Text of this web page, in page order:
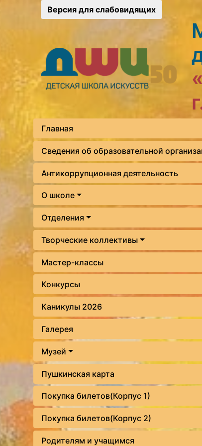
Версия для слабовидящих
Главная
Сведения об образовательной
Антикоррупционная деятельность
О школе
Отделения
Творческие коллективы
Мастер-классы
Конкурсы
Каникулы 2026
Галерея
Музей
Пушкинская карта
Покупка билетов(Корпус 1)
Покупка билетов(Корпус 2)
Родителям и учащимся